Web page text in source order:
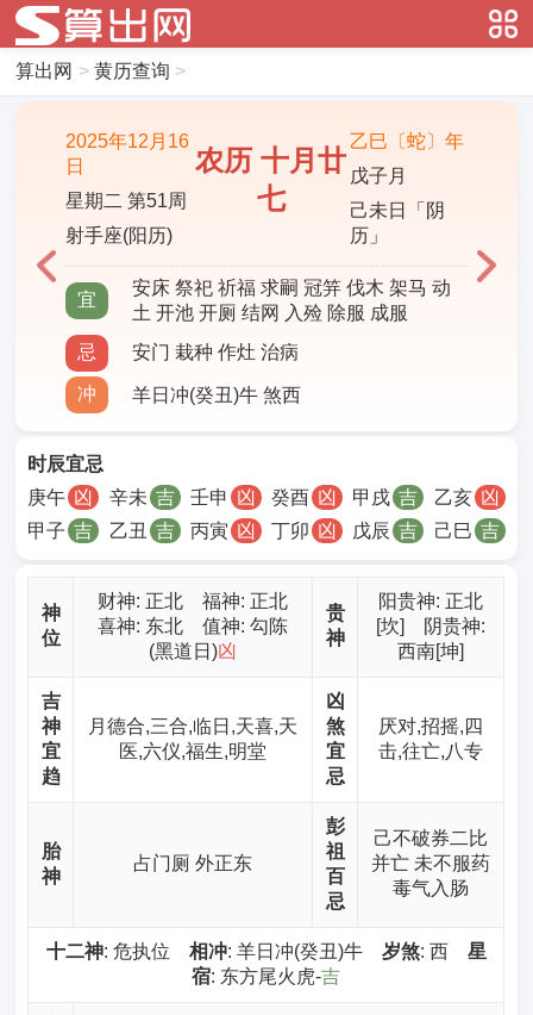
算出网 > 黄历查询 >
2025年12月16
日
星期二 第51周
射手座(阳历)
农历 十月廿
七
乙巳〔蛇〕年
戊子月
己未日「阴
历」
宜
安床 祭祀 祈福 求嗣 冠笄 伐木 架马 动
土 开池 开厕 结网 入殓 除服 成服
忌
安门 栽种 作灶 治病
冲 羊日冲(癸丑)牛 煞西
时辰宜忌
甲子 吉 乙丑 吉 丙寅 凶 丁卯 凶 戊辰 吉 己巳 吉
庚午 凶 辛未 吉 壬申 凶 癸酉 凶 甲戌 吉 乙亥 凶
神
位
财神: 正北 福神: 正北
喜神: 东北 值神: 勾陈
(黑道日)凶
贵
神
阳贵神: 正北
[坎] 阴贵神:
西南[坤]
吉
神
宜
趋
月德合,三合,临日,天喜,天
医,六仪,福生,明堂
凶
煞
宜
忌
厌对,招摇,四
击,往亡,八专
胎
神
占门厕 外正东
彭
祖
百
忌
己不破券二比
并亡 未不服药
毒气入肠
十二神: 危执位 相冲: 羊日冲(癸丑)牛 岁煞: 西 星
宿: 东方尾火虎-吉